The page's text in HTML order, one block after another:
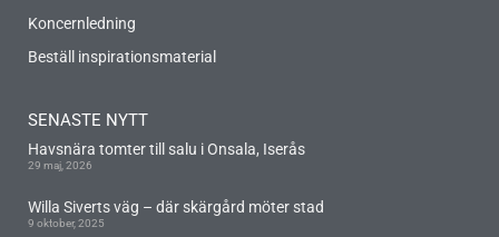
SENASTE NYTT
Havsnära tomter till salu i Onsala, Iserås
29 maj, 2026
Willa Siverts väg – där skärgård möter stad
9 oktober, 2025
Koncernledning
Beställ inspirationsmaterial